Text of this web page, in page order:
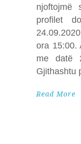
njoftojmë
profilet
ora 15:00.
me datë
Gjithashtu
Read More